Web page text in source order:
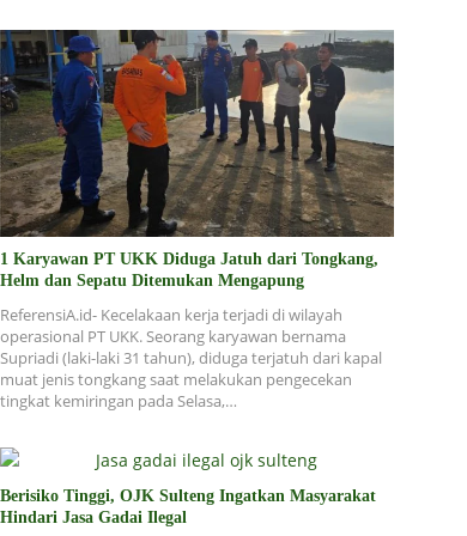
1 Karyawan PT UKK Diduga Jatuh dari Tongkang,
Helm dan Sepatu Ditemukan Mengapung
ReferensiA.id- Kecelakaan kerja terjadi di wilayah
operasional PT UKK. Seorang karyawan bernama
Supriadi (laki-laki 31 tahun), diduga terjatuh dari kapal
muat jenis tongkang saat melakukan pengecekan
tingkat kemiringan pada Selasa,…
Berisiko Tinggi, OJK Sulteng Ingatkan Masyarakat
Hindari Jasa Gadai Ilegal